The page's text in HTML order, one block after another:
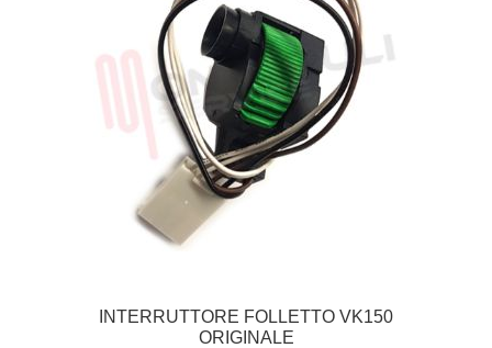
INTERRUTTORE FOLLETTO VK150
ORIGINALE